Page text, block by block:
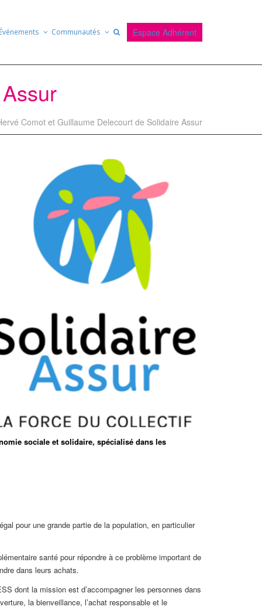
Événements Communautés Espace Adhérent
Comot et Guillaume Delecourt de Solidaire Assur
sociale et solidaire, spécialisé dans les
pour une grande partie de la population, en particulier
santé pour répondre à ce problème important de
dans leurs achats.
dont la mission est d’accompagner les personnes dans
la bienveillance​, l’achat responsable ​et l​​e